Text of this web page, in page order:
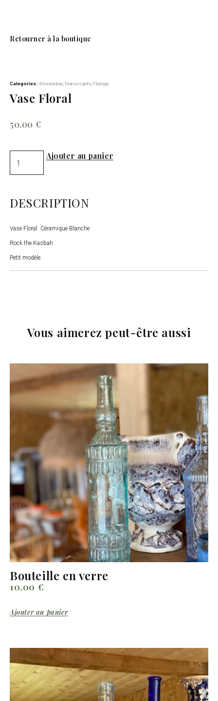
Retourner à la boutique
Categories : Décoration Vases et pots Vintage
Vase Floral
50,00 €
Ajouter au panier
DESCRIPTION
Vase Floral. Céramique Blanche.
Rock the Kasbah.
Petit modèle.
Vous aimerez peut-être aussi
Bouteille en verre
10,00 €
Ajouter au panier